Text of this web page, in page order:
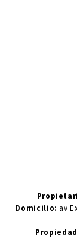
Domicilio: av